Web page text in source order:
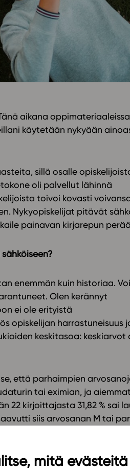
mitä
aikana
käytetään nykyään
sillä osalle
oli palvellut lähinnä
toivoi kovasti
Nykyopiskelijat pitävät
painavan kirjarepun
enemmän kuin historiaa.
Olen kerännyt
ei ole erityistä
opiskelijan harrastuneisuus
keskitasoa: keskiarvot
että parhaimpien
tai eximian, ja
22 kirjoittajasta 31,82 % sai
siis arvosanan M tai
arvosanat jakautuivat
oli yli 30. Edeltävinä
25 % kokelaista.